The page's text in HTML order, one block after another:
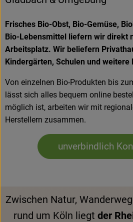
Frisches Bio-Obst, Bio-Gemüse,
Bio-Lebensmittel liefern wir direkt
Arbeitsplatz. Wir beliefern
Kindergärten, Schulen und weitere
Von einzelnen Bio-Produkten bis
lässt sich alles bequem online
möglich ist, arbeiten wir mit
Herstellern zusammen.
unverbindlich
Zwischen Natur,
rund um Köln liegt der